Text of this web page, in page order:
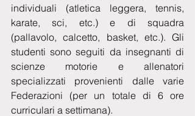
individuali (atletica leggera, tennis,
karate, sci, etc.) e di squadra
(pallavolo, calcetto, basket, etc.). Gli
studenti sono seguiti da insegnanti di
scienze motorie e allenatori
specializzati provenienti dalle varie
Federazioni (per un totale di 6 ore
curriculari a settimana).